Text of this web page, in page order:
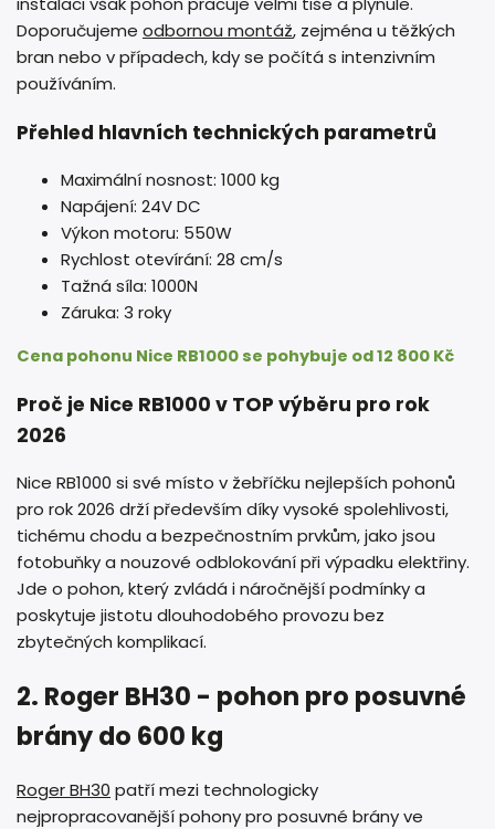
Doporučujeme odbornou montáž, zejména u těžkých
bran nebo v případech, kdy se počítá s intenzivním
používáním.
Přehled hlavních technických parametrů
Maximální nosnost: 1000 kg
Napájení: 24V DC
Výkon motoru: 550W
Rychlost otevírání: 28 cm/s
Tažná síla: 1000N
Záruka: 3 roky
Cena pohonu Nice RB1000 se pohybuje od 12 800 Kč
Proč je Nice RB1000 v TOP výběru pro rok
2026
Nice RB1000 si své místo v žebříčku nejlepších pohonů
pro rok 2026 drží především díky vysoké spolehlivosti,
tichému chodu a bezpečnostním prvkům, jako jsou
fotobuňky a nouzové odblokování při výpadku elektřiny.
Jde o pohon, který zvládá i náročnější podmínky a
poskytuje jistotu dlouhodobého provozu bez
zbytečných komplikací.
2. Roger BH30 - pohon pro posuvné
brány do 600 kg
Roger BH30 patří mezi technologicky
nejpropracovanější pohony pro posuvné brány ve